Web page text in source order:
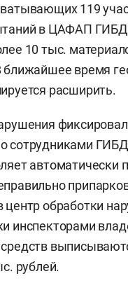
119
в ЦАФАП
10 тыс.
ближайшее время
расширить.
сотрудниками
автоматически
центр обработки
инспекторами
средств
рублей.